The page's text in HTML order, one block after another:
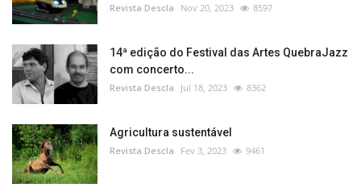
Revista Descla Nov 20, 2023 8597
14ª edição do Festival das Artes QuebraJazz
com concerto...
Revista Descla Jul 18, 2023 8362
Agricultura sustentável
Revista Descla Fev 3, 2023 9461